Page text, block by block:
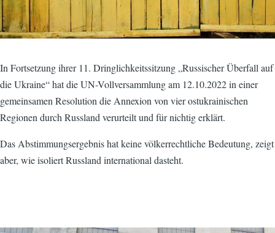
In Fortsetzung ihrer 11. Dringlichkeitssitzung „Russischer Überfall auf
die Ukraine“ hat die UN-Vollversammlung am 12.10.2022 in einer
gemeinsamen Resolution die Annexion von vier ostukrainischen
Regionen durch Russland verurteilt und für nichtig erklärt.
Das Abstimmungsergebnis hat keine völkerrechtliche Bedeutung, zeigt
aber, wie isoliert Russland international dasteht.